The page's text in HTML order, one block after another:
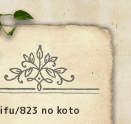
ifu/823 no koto